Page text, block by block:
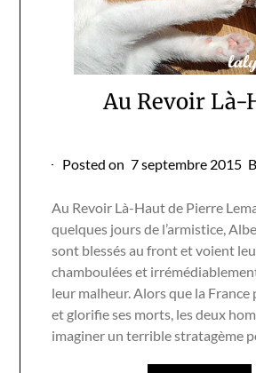
Au Revoir Là-
Posted on 7 septembre 2015
Au Revoir Là-Haut de Pierre
quelques jours de l’armistice,
sont blessés au front et voient
chamboulées et
leur malheur. Alors que la France
et glorifie ses morts, les deux
imaginer un terrible stratagème